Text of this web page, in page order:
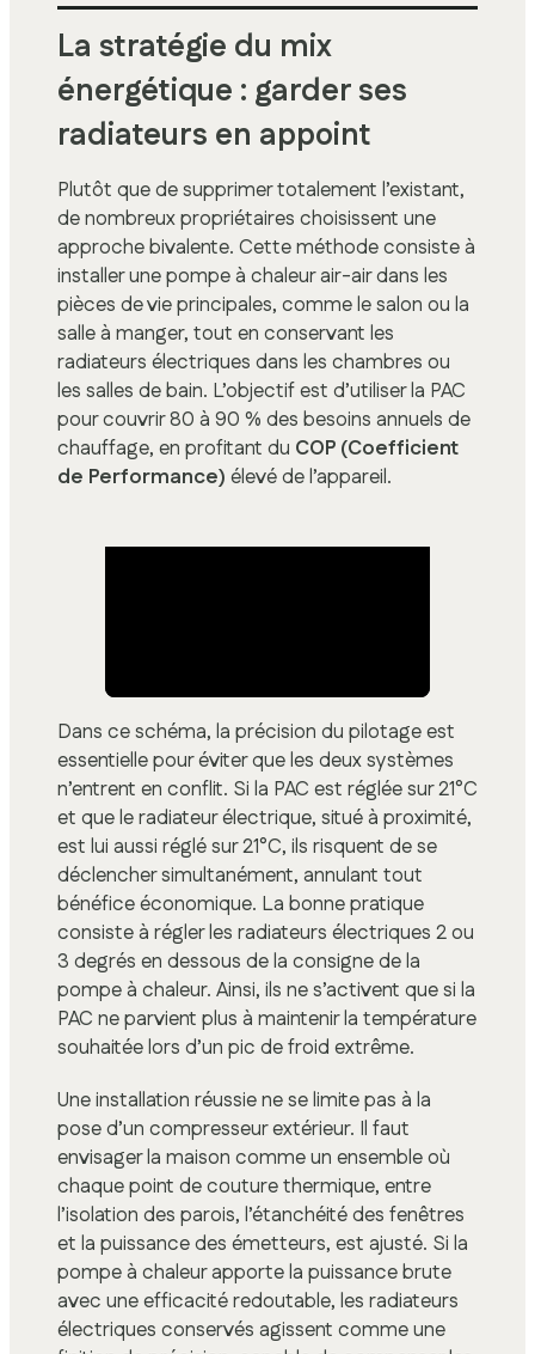
La stratégie du mix
énergétique : garder ses
radiateurs en appoint
Plutôt que de supprimer totalement l’existant,
de nombreux propriétaires choisissent une
approche bivalente. Cette méthode consiste à
installer une pompe à chaleur air-air dans les
pièces de vie principales, comme le salon ou la
salle à manger, tout en conservant les
radiateurs électriques dans les chambres ou
les salles de bain. L’objectif est d’utiliser la PAC
pour couvrir 80 à 90 % des besoins annuels de
chauffage, en profitant du COP (Coefficient
de Performance) élevé de l’appareil.
Dans ce schéma, la précision du pilotage est
essentielle pour éviter que les deux systèmes
n’entrent en conflit. Si la PAC est réglée sur 21°C
et que le radiateur électrique, situé à proximité,
est lui aussi réglé sur 21°C, ils risquent de se
déclencher simultanément, annulant tout
bénéfice économique. La bonne pratique
consiste à régler les radiateurs électriques 2 ou
3 degrés en dessous de la consigne de la
pompe à chaleur. Ainsi, ils ne s’activent que si la
PAC ne parvient plus à maintenir la température
souhaitée lors d’un pic de froid extrême.
Une installation réussie ne se limite pas à la
pose d’un compresseur extérieur. Il faut
envisager la maison comme un ensemble où
chaque point de couture thermique, entre
l’isolation des parois, l’étanchéité des fenêtres
et la puissance des émetteurs, est ajusté. Si la
pompe à chaleur apporte la puissance brute
avec une efficacité redoutable, les radiateurs
électriques conservés agissent comme une